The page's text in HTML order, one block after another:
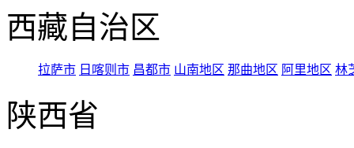
西藏自治区
拉萨市 日喀则市 昌都市 山南地区 那曲地区 阿里地区 林
陕西省